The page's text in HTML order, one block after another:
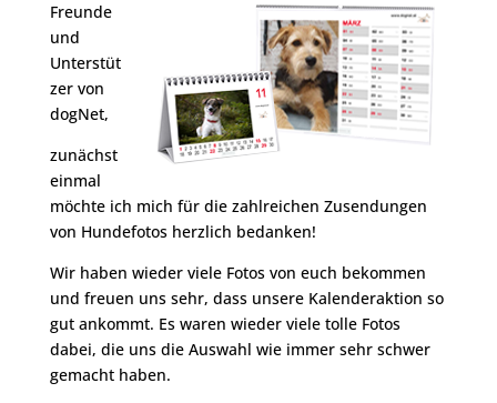
Freunde
und
Unterstüt
zer von
dogNet,
zunächst
einmal
möchte ich mich für die zahlreichen Zusendungen
von Hundefotos herzlich bedanken!
Wir haben wieder viele Fotos von euch bekommen
und freuen uns sehr, dass unsere Kalenderaktion so
gut ankommt. Es waren wieder viele tolle Fotos
dabei, die uns die Auswahl wie immer sehr schwer
gemacht haben.